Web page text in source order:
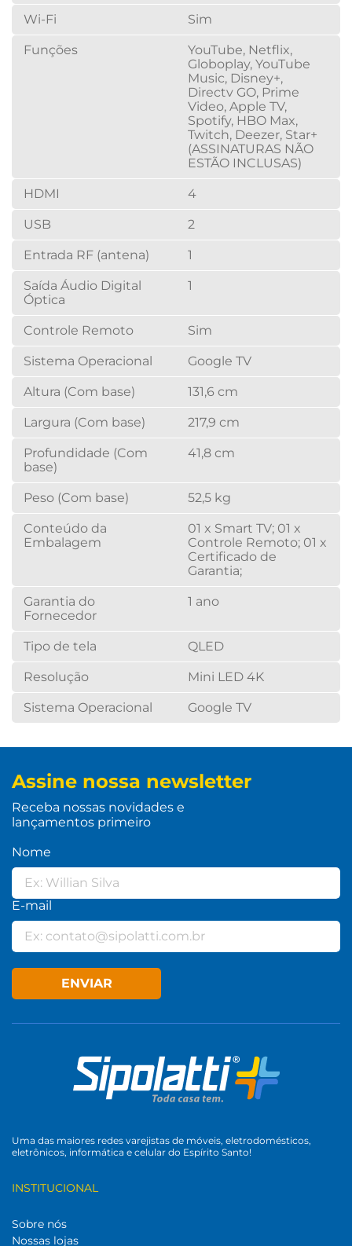
Wi-Fi Sim
Funções
YouTube, Netflix,
Globoplay, YouTube
Music, Disney+,
Directv GO, Prime
Video, Apple TV,
Spotify, HBO Max,
Twitch, Deezer, Star+
(ASSINATURAS NÃO
ESTÃO INCLUSAS)
HDMI 4
USB 2
Entrada RF (antena) 1
Saída Áudio Digital
Óptica
1
Controle Remoto Sim
Sistema Operacional Google TV
Altura (Com base) 131,6 cm
Largura (Com base) 217,9 cm
Profundidade (Com
base)
41,8 cm
Peso (Com base) 52,5 kg
Conteúdo da
Embalagem
01 x Smart TV; 01 x
Controle Remoto; 01 x
Certificado de
Garantia;
Garantia do
Fornecedor
1 ano
Tipo de tela QLED
Resolução Mini LED 4K
Sistema Operacional Google TV
Assine nossa newsletter
Receba nossas novidades e
lançamentos primeiro
Nome
E-mail
ENVIAR
Uma das maiores redes varejistas de móveis, eletrodomésticos,
eletrônicos, informática e celular do Espírito Santo!
INSTITUCIONAL
Sobre nós
Nossas lojas